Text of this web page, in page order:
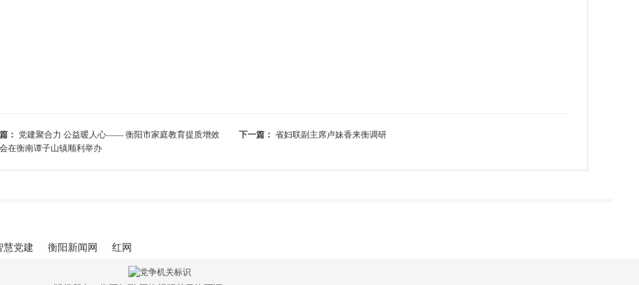
： 党建聚合力 公益暖人心—— 衡阳市家庭教育提质增效
在衡南谭子山镇顺利举办
下一篇： 省妇联副主席卢妹香来衡调研
慧党建 衡阳新闻网 红网